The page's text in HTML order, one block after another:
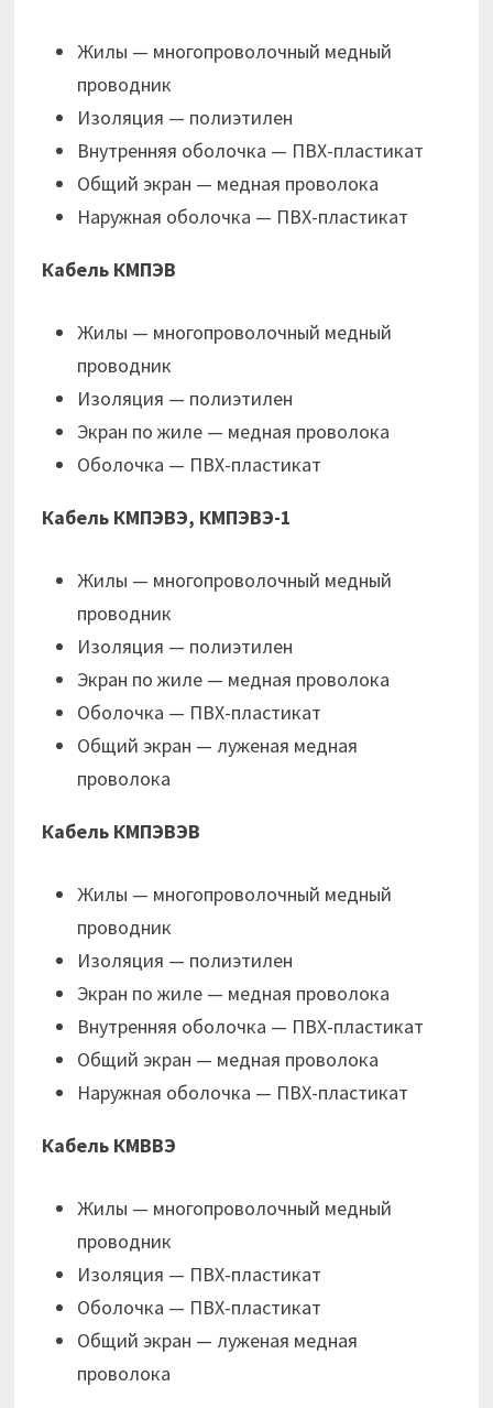
Жилы — многопроволочный медный
проводник
Изоляция — полиэтилен
Внутренняя оболочка — ПВХ-пластикат
Общий экран — медная проволока
Наружная оболочка — ПВХ-пластикат
Кабель КМПЭВ
Жилы — многопроволочный медный
проводник
Изоляция — полиэтилен
Экран по жиле — медная проволока
Оболочка — ПВХ-пластикат
Кабель КМПЭВЭ, КМПЭВЭ-1
Жилы — многопроволочный медный
проводник
Изоляция — полиэтилен
Экран по жиле — медная проволока
Оболочка — ПВХ-пластикат
Общий экран — луженая медная
проволока
Кабель КМПЭВЭВ
Жилы — многопроволочный медный
проводник
Изоляция — полиэтилен
Экран по жиле — медная проволока
Внутренняя оболочка — ПВХ-пластикат
Общий экран — медная проволока
Наружная оболочка — ПВХ-пластикат
Кабель КМВВЭ
Жилы — многопроволочный медный
проводник
Изоляция — ПВХ-пластикат
Оболочка — ПВХ-пластикат
Общий экран — луженая медная
проволока